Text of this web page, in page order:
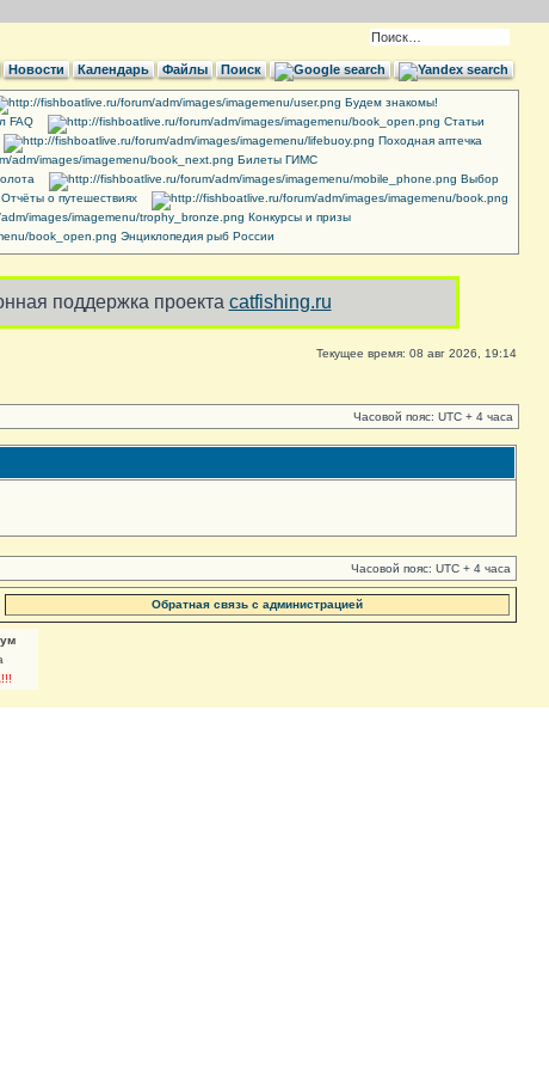
Новости Календарь Файлы Поиск
Будем знакомы!
FAQ
Cтатьи
Походная аптечка
Билеты ГИМС
Выбор
Отчёты о путешествиях
Конкурсы и призы
Энциклопедия рыб России
поддержка проекта catfishing.ru
Текущее время: 08 авг 2026, 19:14
Часовой пояс: UTC + 4 часа
Часовой пояс: UTC + 4 часа
Обратная связь с администрацией